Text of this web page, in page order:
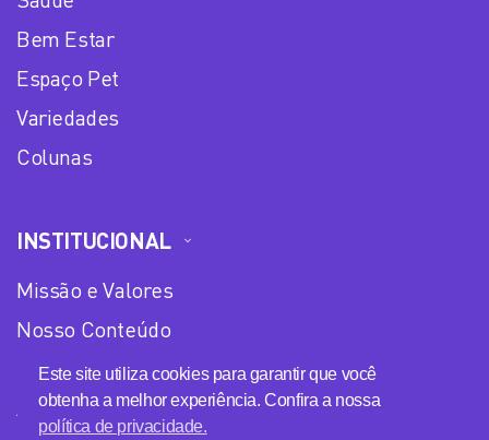
Este site utiliza cookies para garantir que você
obtenha a melhor experiência. Confira a nossa
política de privacidade.
Bem Estar
Espaço Pet
Variedades
Colunas
INSTITUCIONAL
Missão e Valores
Nosso Conteúdo
Equipe
Anuncie no Plena Mulher